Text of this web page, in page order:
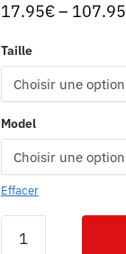
17.95€– 107.95
Taille
Model
Effacer